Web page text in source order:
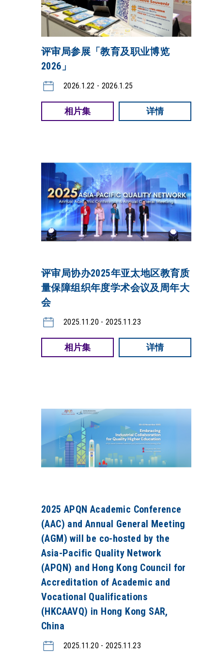
评审局参展「教育及职业博览
2026」
2026.1.22 - 2026.1.25
相片集 详情
评审局协办2025年亚太地区教育质
量保障组织年度学术会议及周年大
会
2025.11.20 - 2025.11.23
相片集 详情
2025 APQN Academic Conference
(AAC) and Annual General Meeting
(AGM) will be co-hosted by the
Asia-Pacific Quality Network
(APQN) and Hong Kong Council for
Accreditation of Academic and
Vocational Qualifications
(HKCAAVQ) in Hong Kong SAR,
China
2025.11.20 - 2025.11.23